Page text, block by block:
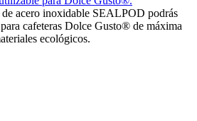
de acero inoxidable SEALPOD podrás
cafeteras Dolce Gusto® de máxima
ecológicos.